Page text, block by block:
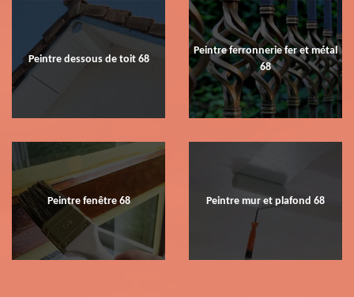
Peintre dessous de toit 68
Peintre ferronnerie fer et métal
68
Peintre fenêtre 68 Peintre mur et plafond 68